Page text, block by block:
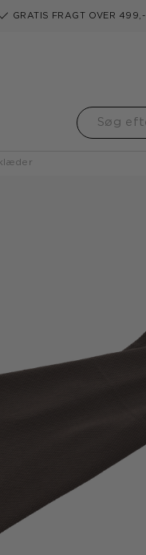
GRATIS FRAGT OVER 499,-